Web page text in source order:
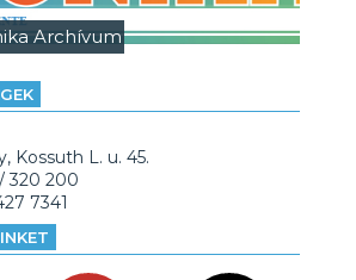
Archívum
Kossuth L. u. 45.
320 200
7341